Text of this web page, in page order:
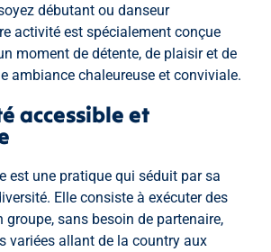
débutant ou danseur
activité est spécialement conçue
moment de détente, de plaisir et de
ambiance chaleureuse et conviviale.
accessible et
est une pratique qui séduit par sa
Elle consiste à exécuter des
groupe, sans besoin de partenaire,
variées allant de la country aux